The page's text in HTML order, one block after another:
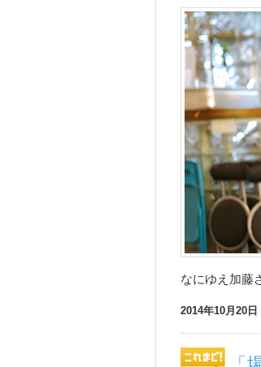
なにゆえ加藤
2014年10月20日